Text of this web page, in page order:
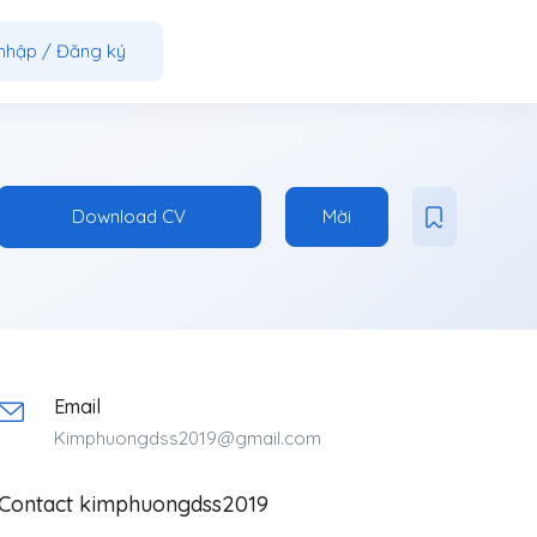
/ Đăng ký
Download CV Mời
Email
Kimphuongdss2019@gmail.com
kimphuongdss2019